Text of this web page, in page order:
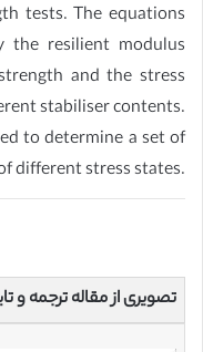
tests. The equations
the resilient modulus
and the stress
stabiliser contents.
to determine a set of
different stress states.
تصویری از مقاله ترجمه و